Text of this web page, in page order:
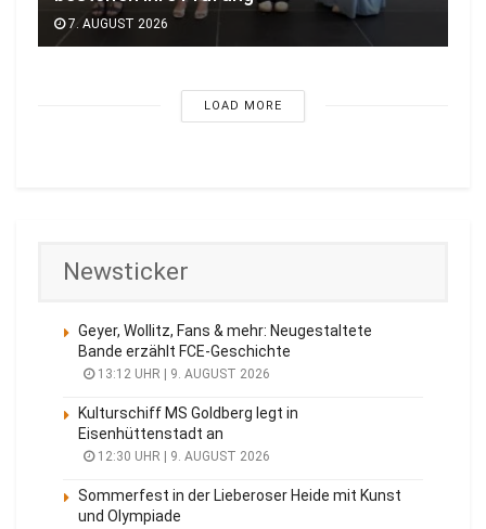
7. AUGUST 2026
LOAD MORE
Newsticker
Geyer, Wollitz, Fans & mehr: Neugestaltete
Bande erzählt FCE-Geschichte
13:12 UHR | 9. AUGUST 2026
Kulturschiff MS Goldberg legt in
Eisenhüttenstadt an
12:30 UHR | 9. AUGUST 2026
Sommerfest in der Lieberoser Heide mit Kunst
und Olympiade